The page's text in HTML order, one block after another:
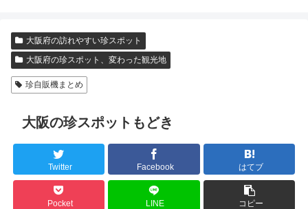
大阪府の訪れやすい珍スポット
大阪府の珍スポット、変わった観光地
珍自販機まとめ
大阪の珍スポットもどき
Twitter Facebook はてブ
Pocket LINE コピー